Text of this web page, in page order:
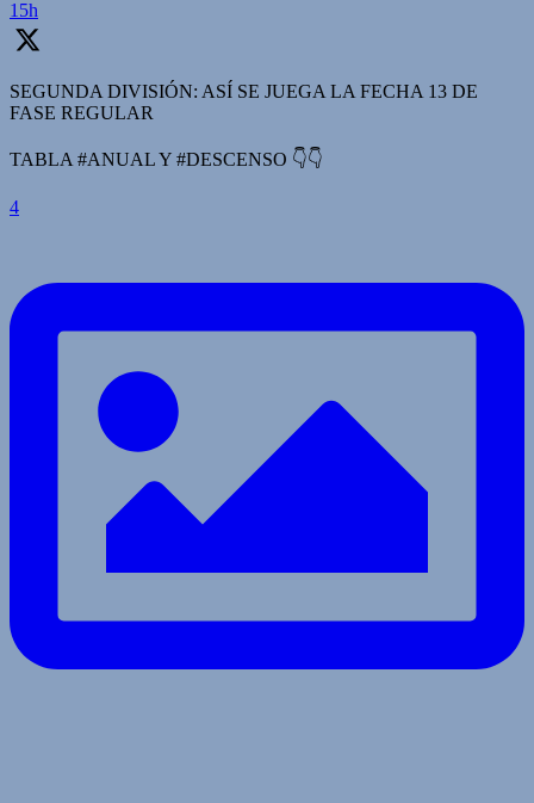
15h
SEGUNDA DIVISIÓN: ASÍ SE JUEGA LA FECHA 13 DE
FASE REGULAR
TABLA #ANUAL Y #DESCENSO 👇👇
4